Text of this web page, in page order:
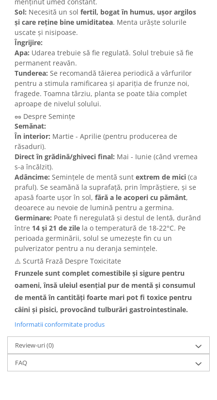
menținut umed constant.
Sol: Necesită un sol fertil, bogat în humus, ușor argilos
și care reține bine umiditatea. Menta urăște solurile
uscate și nisipoase.
Îngrijire:
Apa: Udarea trebuie să fie regulată. Solul trebuie să fie
permanent reavăn.
Tunderea: Se recomandă tăierea periodică a vârfurilor
pentru a stimula ramificarea și apariția de frunze noi,
fragede. Toamna târziu, planta se poate tăia complet
aproape de nivelul solului.
🥜 Despre Semințe
Semănat:
În interior: Martie - Aprilie (pentru producerea de
răsaduri).
Direct în grădină/ghiveci final: Mai - Iunie (când vremea
s-a încălzit).
Adâncime: Semințele de mentă sunt extrem de mici (ca
praful). Se seamănă la suprafață, prin împrăștiere, și se
apasă foarte ușor în sol, fără a le acoperi cu pământ,
deoarece au nevoie de lumină pentru a germina.
Germinare: Poate fi neregulată și destul de lentă, durând
între 14 și 21 de zile la o temperatură de 18-22°C. Pe
perioada germinării, solul se umezește fin cu un
pulverizator pentru a nu deranja semințele.
⚠️ Scurtă Frază Despre Toxicitate
Frunzele sunt complet comestibile și sigure pentru
oameni, însă uleiul esențial pur de mentă și consumul
de mentă în cantități foarte mari pot fi toxice pentru
câini și pisici, provocând tulburări gastrointestinale.
Informatii conformitate produs
Review-uri(0)
FAQ